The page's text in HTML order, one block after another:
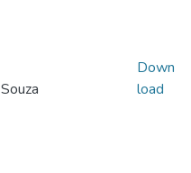
Down
load